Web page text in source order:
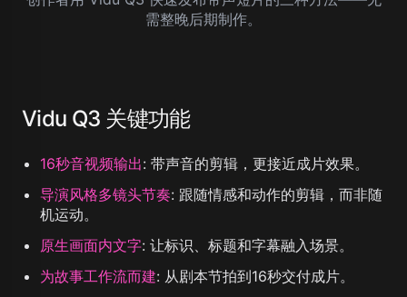
需整晚后期制作。
Vidu Q3 关键功能
16秒音视频输出: 带声音的剪辑，更接近成片效果。
导演风格多镜头节奏: 跟随情感和动作的剪辑，而非随
机运动。
原生画面内文字: 让标识、标题和字幕融入场景。
为故事工作流而建: 从剧本节拍到16秒交付成片。